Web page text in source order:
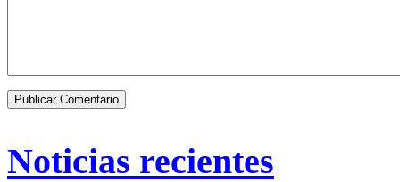
Noticias recientes